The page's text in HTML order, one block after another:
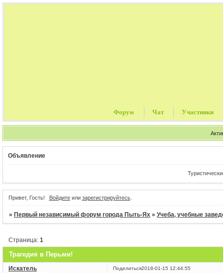
Форум Чат Участники
Объявление
Туристические
Привет, Гость! Войдитеили зарегистрируйтесь.
»Первый независимый форум города Пыть-Ях »Учеба, учебные
Трагедия в Перьми!
Страница:1
Поделиться2018-01-15 12:44:55
Искатель